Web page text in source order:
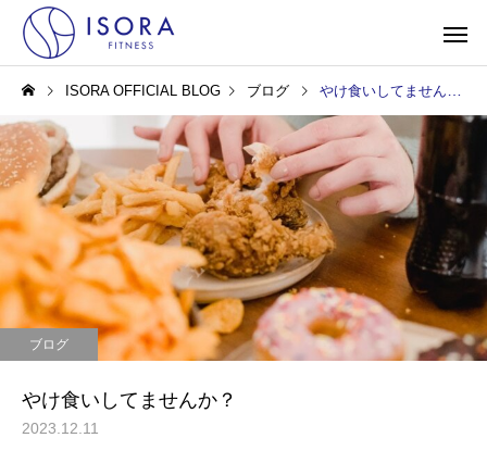
ISORA OFFICIAL BLOG ブログ やけ食いしてませんか？
ブログ
やけ食いしてませんか？
2023.12.11